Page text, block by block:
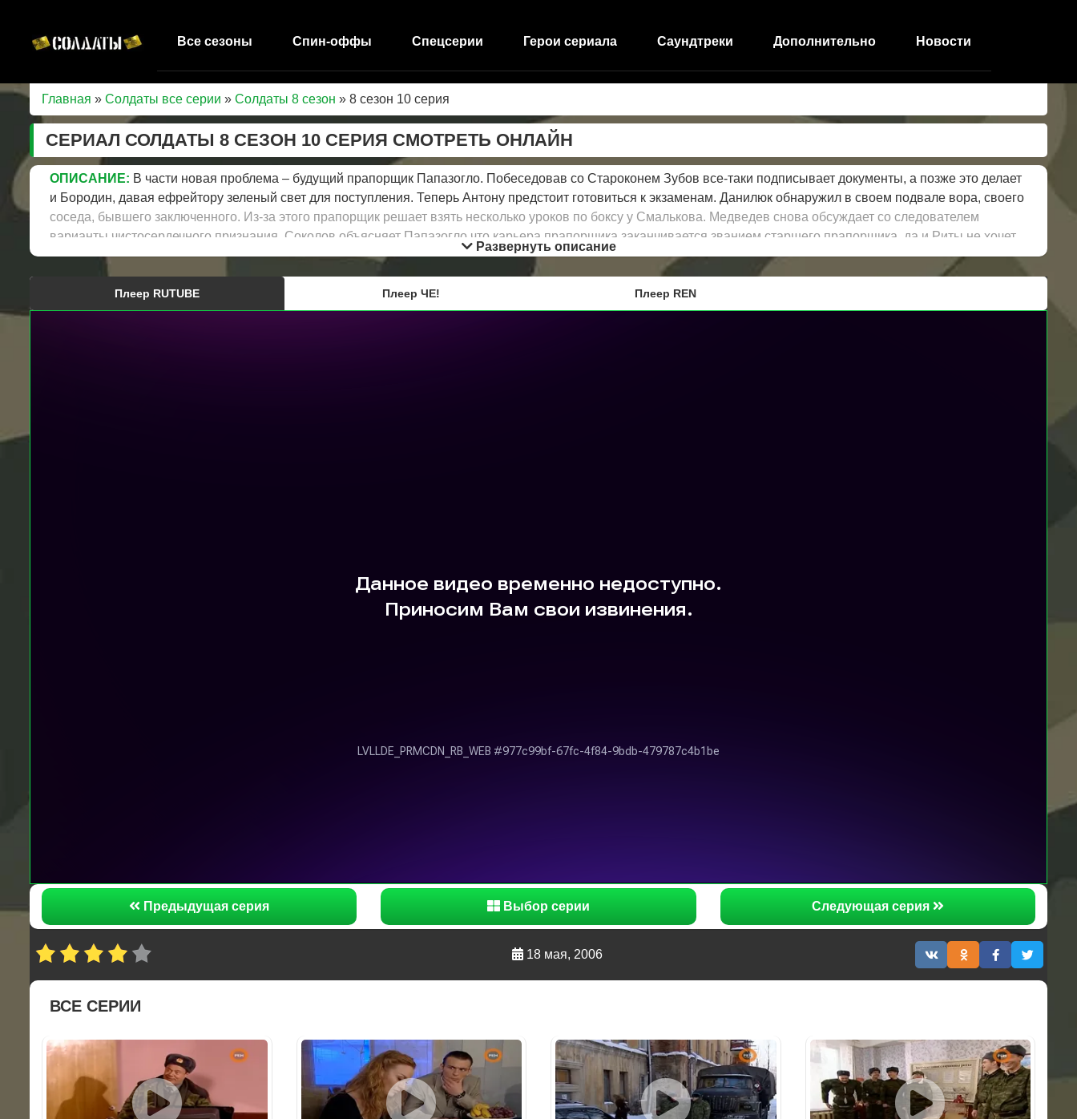
Все сезоны Спин-оффы Спецсерии Герои сериала Саундтреки Дополнительно Новости
Главная » Солдаты все серии » Солдаты 8 сезон » 8 сезон 10 серия
СЕРИАЛ СОЛДАТЫ 8 СЕЗОН 10 СЕРИЯ СМОТРЕТЬ ОНЛАЙН
ОПИСАНИЕ: В части новая проблема – будущий прапорщик Папазогло. Побеседовав со Староконем Зубов все-таки подписывает документы, а позже это делает
и Бородин, давая ефрейтору зеленый свет для поступления. Теперь Антону предстоит готовиться к экзаменам. Данилюк обнаружил в своем подвале вора, своего
соседа, бывшего заключенного. Из-за этого прапорщик решает взять несколько уроков по боксу у Смалькова. Медведев снова обсуждает со следователем
варианты чистосердечного признания. Соколов объясняет Папазогло что карьера прапорщика заканчивается званием старшего прапорщика, да и Риты не хочет
быть женой прапорщика, хотя в перспективе не против стать женой Антона Папазогло. Данилюк на тренировке по боксу получает травму глаза. Папазогло
передумал становиться прапорщиком, у него есть планы идти дальше по финансовой части. Дело Михаила скоро передают в суд.
Развернуть описание
Плеер RUTUBE Плеер ЧЕ! Плеер REN
Предыдущая серия Выбор серии Следующая серия
18 мая, 2006
ВСЕ СЕРИИ